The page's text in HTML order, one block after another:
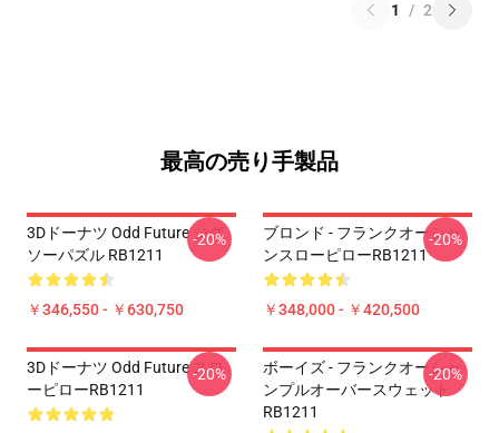
1 / 2
最高の売り手製品
3Dドーナツ Odd Future ジグ
ソーパズル RB1211
￥346,550 - ￥630,750
-20%
ブロンド - フランクオーシャ
ンスローピローRB1211
￥348,000 - ￥420,500
-20%
3Dドーナツ Odd Future スロ
ーピローRB1211
-20%
ボーイズ - フランクオーシャ
ンプルオーバースウェット
RB1211
-20%